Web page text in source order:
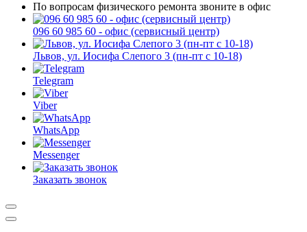
По вопросам физического ремонта звоните в офис
096 60 985 60 - офис (сервисный центр)
Львов, ул. Иосифа Слепого 3 (пн-пт с 10-18)
Telegram
Viber
WhatsApp
Messenger
Заказать звонок